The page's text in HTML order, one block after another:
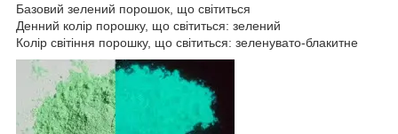
Базовий зелений порошок, що світиться
Денний колір порошку, що світиться: зелений
Колір світіння порошку, що світиться: зеленувато-блакитне